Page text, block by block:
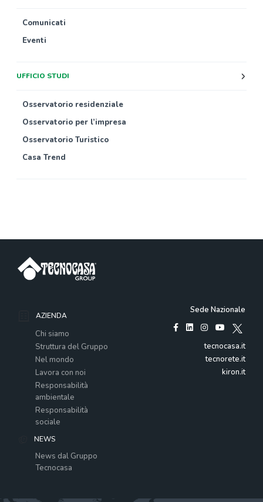
Comunicati
Eventi
UFFICIO STUDI
Osservatorio residenziale
Osservatorio per l’impresa
Osservatorio Turistico
Casa Trend
AZIENDA
Chi siamo
Struttura del Gruppo
Nel mondo
Lavora con noi
Responsabilità
ambientale
Responsabilità
sociale
NEWS
News dal Gruppo
Tecnocasa
Sede Nazionale
tecnocasa.it
tecnorete.it
kiron.it